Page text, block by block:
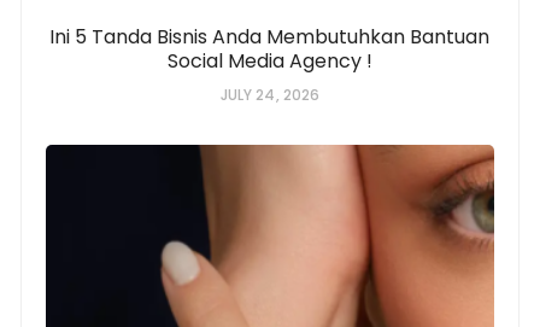
Ini 5 Tanda Bisnis Anda Membutuhkan Bantuan
Social Media Agency !
JULY 24, 2026